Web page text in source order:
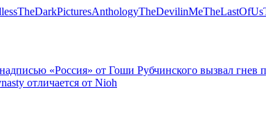
TheDarkPicturesAnthologyTheDevilinMeTheLastOfUs
«Россия» от Гоши Рубчинского вызвал гнев
отличается от Nioh